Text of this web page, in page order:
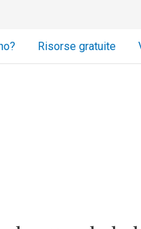
Risorse gratuite